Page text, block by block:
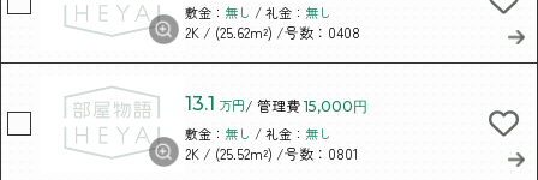
敷金： 無し / 礼金： 無し
2K / (25.62m²) /号数：0408
13.1 万円/ 管理費 15,000円
敷金： 無し / 礼金： 無し
2K / (25.52m²) /号数：0801